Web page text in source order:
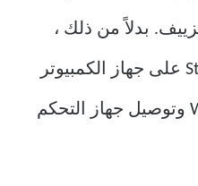
بدلاً من ذلك ،
يمكنك تحديث تطبيق Steam على جهاز الكمبيوتر
الذي يعمل بنظام Windows وتوصيل جهاز التحكم